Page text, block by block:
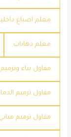
معلم اصباغ
معلم دهانات
مقاول بناء وترميم
مقاول ترميم
مقاول ترميم